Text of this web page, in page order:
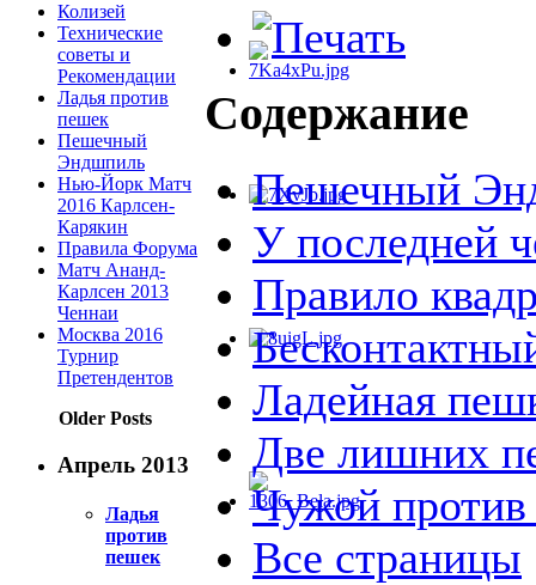
Колизей
Технические
советы и
Рекомендации
Ладья против
пешек
Пешечный
Эндшпиль
Нью-Йорк Матч
2016 Карлсен-
Карякин
Правила Форума
Матч Ананд-
Карлсен 2013
Ченнаи
Москва 2016
Турнир
Претендентов
Older Posts
Апрель 2013
Ладья
против
пешек
Содержание
Пешечный
У последней
Правило
Ладейная
Две лишних
Чужой
Все страницы